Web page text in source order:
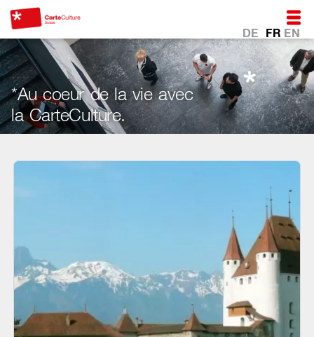
DE FR EN
*Au coeur de la vie avec
la CarteCulture.